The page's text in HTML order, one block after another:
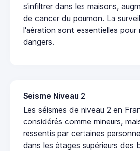
s'infiltrer dans les maisons,
de cancer du poumon. La
l'aération sont essentielles pour
dangers.
Seisme Niveau 2
Les séismes de niveau 2 en
considérés comme mineurs,
ressentis par certaines
dans les étages supérieurs des